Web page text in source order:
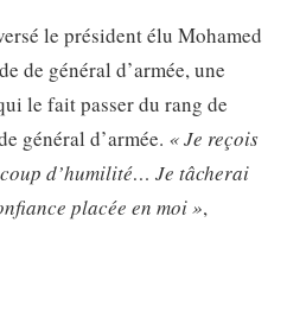
le président élu Mohamed
de général d’armée, une
le fait passer du rang de
général d’armée. « Je reçois
d’humilité… Je tâcherai
placée en moi »,